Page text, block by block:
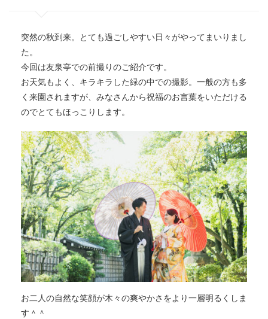
突然の秋到来。とても過ごしやすい日々がやってまいりまし
た。
今回は友泉亭での前撮りのご紹介です。
お天気もよく、キラキラした緑の中での撮影。一般の方も多
く来園されますが、みなさんから祝福のお言葉をいただける
のでとてもほっこりします。
お二人の自然な笑顔が木々の爽やかさをより一層明るくしま
す＾＾